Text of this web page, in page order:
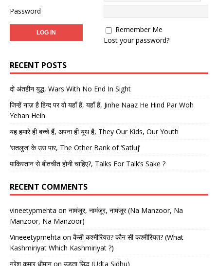
Password
Remember Me
Lost your password?
RECENT POSTS
दो अंतहीन युद्ध, Wars With No End In Sight
जिन्हें नाज़ है हिन्द पर वो यहाँ हैं, यहाँ हैं, Jinhe Naaz He Hind Par Woh
Yehan Hein
यह हमारे ही बच्चे हैं, अपना ही यूथ है, They Our Kids, Our Youth
‘सतलुज’ के उस पार, The Other Bank of ‘Satluj’
पाकिस्तान से बीतचीत होनी चाहिए?, Talks For Talk’s Sake ?
RECENT COMMENTS
vineetypmehta on नामंजूर, नामंजूर, नामंजूर (Na Manzoor, Na
Manzoor, Na Manzoor)
Vineeetypmehta on कैसी कश्मीरियत? कौन सी कश्मीरियत? (What
Kashmiriyat Which Kashmiriyat ?)
नरेश कुमार धीमान on उड़ता सिद्धू (Udta Sidhu)